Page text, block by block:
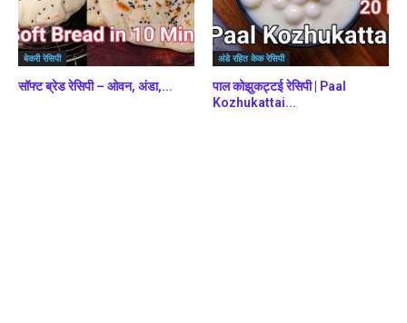
बेकरी रेसिपी
सॉफ्ट ब्रेड रेसिपी – ओवन, अंडा,...
अंडे रहित केक रेसिपी
पाल कोझुकट्टई रेसिपी | Paal
Kozhukattai...